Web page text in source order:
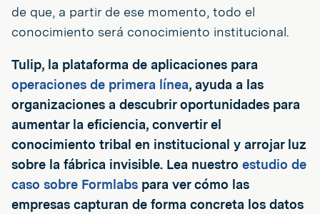
de que, a partir de ese momento, todo el
conocimiento será conocimiento institucional.
Tulip, la plataforma de aplicaciones para
operaciones de primera línea, ayuda a las
organizaciones a descubrir oportunidades para
aumentar la eficiencia, convertir el
conocimiento tribal en institucional y arrojar luz
sobre la fábrica invisible. Lea nuestro estudio de
caso sobre Formlabs para ver cómo las
empresas capturan de forma concreta los datos